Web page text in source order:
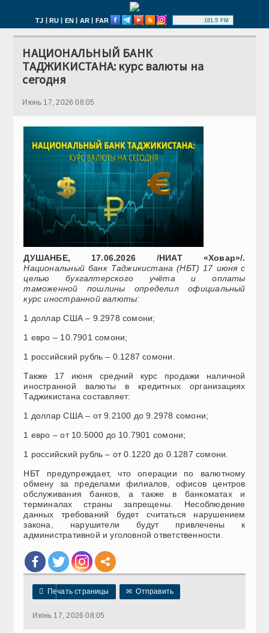
TJ | RU | EN | AR | FAR 101.5 FM
НАЦИОНАЛЬНЫЙ БАНК
ТАДЖИКИСТАНА: курс валюты на
сегодня
Июнь 17, 2026 08:05
ДУШАНБЕ, 17.06.2026 /НИАТ «Ховар»/.
Национальный банк Таджикистана (НБТ) 17 июня с
целью бухгалтерского учёта и оплаты
таможенной пошлины определил официальный
курс иностранной валюты:
1 доллар США – 9.2978 сомони;
1 евро – 10.7901 сомони;
1 российский рубль – 0.1287 сомони.
Также 17 июня средний курс продажи наличной
иностранной валюты в кредитных организациях
Таджикистана составляет:
1 доллар США – от 9.2100 до 9.2978 сомони;
1 евро – от 10.5000 до 10.7901 сомони;
1 российский рубль – от 0.1220 до 0.1287 сомони.
НБТ предупреждает, что операции по валютному
обмену за пределами филиалов, офисов центров
обслуживания банков, а также в банкоматах и
терминалах страны запрещены. Несоблюдение
данных требований будет считаться нарушением
закона, нарушители будут привлечены к
административной и уголовной ответственности.
 Печать страницы ✉ Отправить
Июнь 17, 2026 08:05